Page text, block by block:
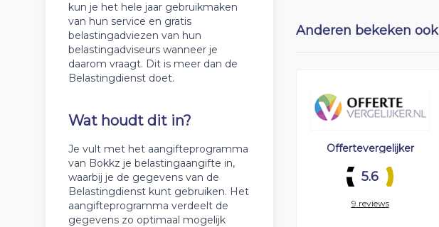
kun je het hele jaar gebruikmaken
van hun service en gratis
belastingadviezen van hun
belastingadviseurs wanneer je
daarom vraagt. Dit is meer dan de
Belastingdienst doet.
Wat houdt dit in?
Je vult met het aangifteprogramma
van Bokkz je belastingaangifte in,
waarbij je de gegevens van de
Belastingdienst kunt gebruiken. Het
aangifteprogramma verdeelt de
gegevens zo optimaal mogelijk
Anderen bekeken ook
Offertevergelijker
5.6
9 reviews